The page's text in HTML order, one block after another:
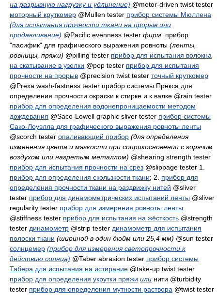
на разрывную нагрузку и удлинение) @motor-driven twist tester
моторный круткомер @Mullen tester прибор системы Мюллена
(для испытания прочности ткани на прорыв или
продавливание) @Pacific evenness tester фирм. прибор
"пасифик" для графического выражения ровноты (ленты,
ровницы, пряжи) @pilling tester прибор для испытания волокна
на скатывание в узелки @pop tester прибор для испытания
прочности на прорыв @precision twist tester точный круткомер
@Prexa wash-fastness tester прибор системы Прекса для
определения прочности окраски к стирке и к валке @rain tester
прибор для определения водонепроницаемости методом
дождевания @Saco-Lowell graphic sliver tester прибор системы
Сако-Лоуэлла для графического выражения ровноты ленты
@scorch tester опаливающий прибор (для определения
изменения цвета и мягкости при соприкосновении с горячим
воздухом или нагретым металлом) @shearing strength tester
прибор для испытания прочности на срез @slippage tester 1.
прибор для определения скользкости ткани; 2. прибор для
определения прочности ткани на раздвижку нитей @sliver
tester прибор для динамометрических испытаний ленты @sliver
regularity tester прибор для измерения ровноты ленты
@stiffness tester прибор для испытания на жёсткость @strength
tester динамометр @strip tester динамометр для испытания
полоски ткани (шириной в один дюйм или 25,4 мм) @sun tester
солнцемер (прибор для измерения светопрочности к
действию солнца) @Taber abrasion tester прибор системы
Табера для испытания на истирание @take-up twist tester
прибор для определения укрутки пряжи или нити @turbidity
tester прибор для определения мутности раствора @twist tester